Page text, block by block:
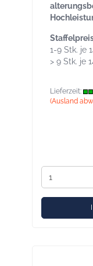
1-9 Stk. je
> 9 Stk. je
Lieferzeit:
(Ausland